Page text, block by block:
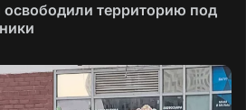
территорию под